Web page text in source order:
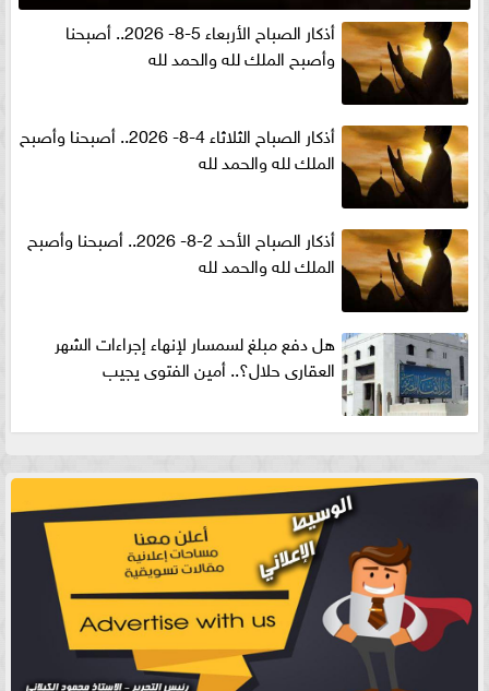
أذكار الصباح الأربعاء 5-8- 2026.. أصبحنا
وأصبح الملك لله والحمد لله
أذكار الصباح الثلاثاء 4-8- 2026.. أصبحنا وأصبح
الملك لله والحمد لله
أذكار الصباح الأحد 2-8- 2026.. أصبحنا وأصبح
الملك لله والحمد لله
هل دفع مبلغ لسمسار لإنهاء إجراءات الشهر
العقارى حلال؟.. أمين الفتوى يجيب